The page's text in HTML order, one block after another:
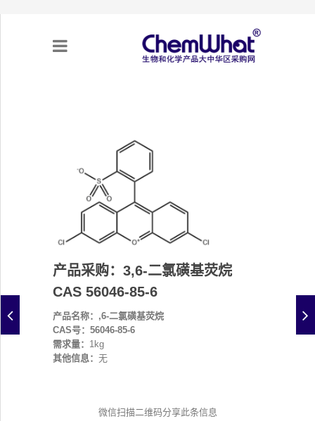
产品需求
专题采购
采购流程
不可靠实体清单（UEL）
产品采购：3,6-二氯磺基荧烷
CAS 56046-85-6
产品名称：,6-二氯磺基荧烷
CAS号：56046-85-6
需求量： 1kg
其他信息： 无
微信扫描二维码分享此条信息